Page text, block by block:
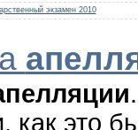
экзамен 2010
как это